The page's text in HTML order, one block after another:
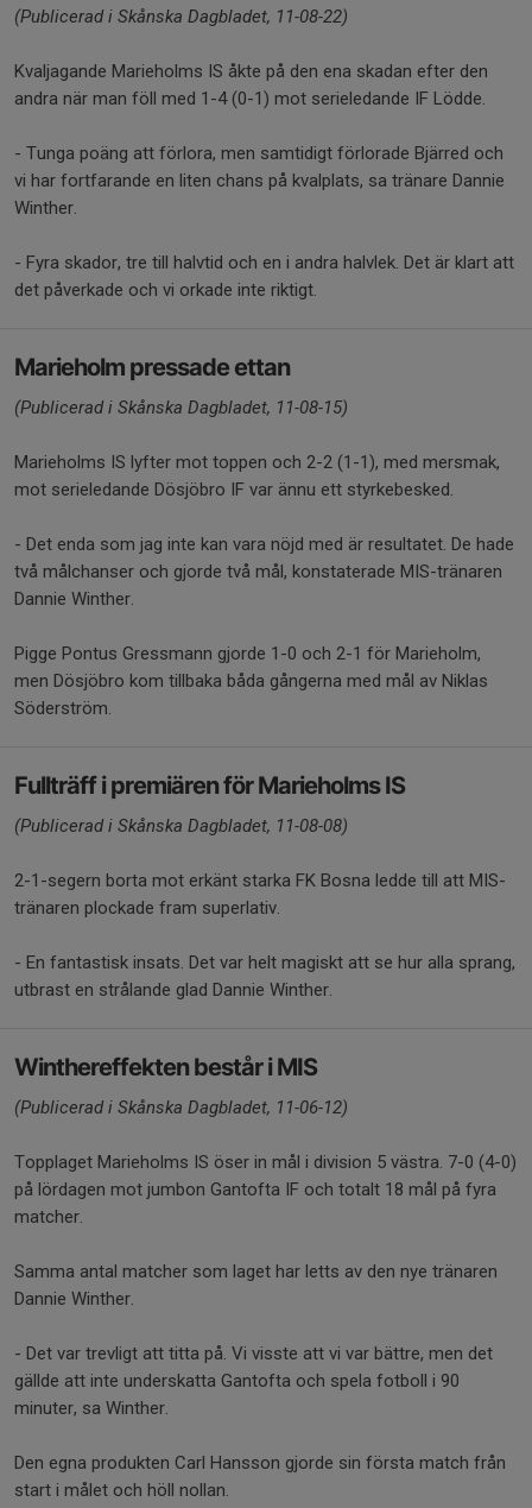
(Publicerad i Skånska Dagbladet, 11-08-22)
Kvaljagande Marieholms IS åkte på den ena skadan efter den
andra när man föll med 1-4 (0-1) mot serieledande IF Lödde.
- Tunga poäng att förlora, men samtidigt förlorade Bjärred och
vi har fortfarande en liten chans på kvalplats, sa tränare Dannie
Winther.
- Fyra skador, tre till halvtid och en i andra halvlek. Det är klart att
det påverkade och vi orkade inte riktigt.
Marieholm pressade ettan
(Publicerad i Skånska Dagbladet, 11-08-15)
Marieholms IS lyfter mot toppen och 2-2 (1-1), med mersmak,
mot serieledande Dösjöbro IF var ännu ett styrkebesked.
- Det enda som jag inte kan vara nöjd med är resultatet. De hade
två målchanser och gjorde två mål, konstaterade MIS-tränaren
Dannie Winther.
Pigge Pontus Gressmann gjorde 1-0 och 2-1 för Marieholm,
men Dösjöbro kom tillbaka båda gångerna med mål av Niklas
Söderström.
Fullträff i premiären för Marieholms IS
(Publicerad i Skånska Dagbladet, 11-08-08)
2-1-segern borta mot erkänt starka FK Bosna ledde till att MIS-
tränaren plockade fram superlativ.
- En fantastisk insats. Det var helt magiskt att se hur alla sprang,
utbrast en strålande glad Dannie Winther.
Winthereffekten består i MIS
(Publicerad i Skånska Dagbladet, 11-06-12)
Topplaget Marieholms IS öser in mål i division 5 västra. 7-0 (4-0)
på lördagen mot jumbon Gantofta IF och totalt 18 mål på fyra
matcher.
Samma antal matcher som laget har letts av den nye tränaren
Dannie Winther.
- Det var trevligt att titta på. Vi visste att vi var bättre, men det
gällde att inte underskatta Gantofta och spela fotboll i 90
minuter, sa Winther.
Den egna produkten Carl Hansson gjorde sin första match från
start i målet och höll nollan.